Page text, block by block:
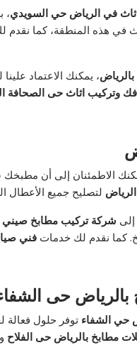
في الرياض حي السويدي،
في هذه المنطقة، كما نقدم
، يمكنك الاعتماد
فك وتركيب اثاث حى الصحافة
الاطمئنان إلى أن
لتصليح جميع الأعطال
شركة تركيب مطابخ صيني
كما نقدم لك خدمات فني
بالرياض حى
حي الشفاء توفر حلول فعالة
مطابخ بالرياض حى الفلاح